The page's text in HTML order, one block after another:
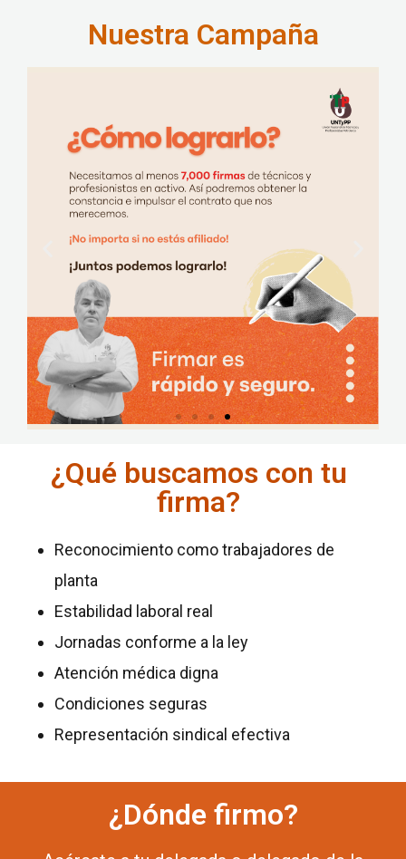
Nuestra Campaña
¿Qué buscamos con tu
firma?
Reconocimiento como trabajadores de
planta
Estabilidad laboral real
Jornadas conforme a la ley
Atención médica digna
Condiciones seguras
Representación sindical efectiva
¿Dónde firmo?